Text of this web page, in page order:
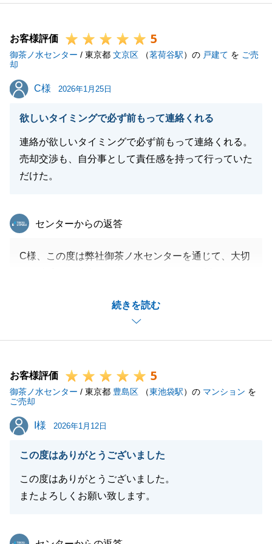
お荷物の撤去等、大変な事も多かったかと存じます
た。
不動産に関するお困り事がございましたら、今後も是
何卒よろしくお願いいたします。
閉じる
お客様評価 5
御茶ノ水センター / 東京都 文京区 （茗荷谷駅）の 戸建て を ご売
却
C様
C様 2026年1月25日
欲しいタイミングで必ず前もって連絡くれる
連絡が欲しいタイミングで必ず前もって連絡くれる。
売却交渉も、自分事として責任感を持って行っていた
だけた。
続きを読む
東急リバブル
センターからの返答
C様、この度は弊社御茶ノ水センターを通じて、大切
無事、ご決済を迎えることができて大変嬉しく思って
ここまで取引を進められたのは、お忙しい中、書類の
ございます。重ねて御礼申し上げます。
今後不動産に関するお悩みやお困りごとがございまし
たら、全力でサポートさせていただきます。
今後とも何卒よろしくお願いいたします。
閉じる
お客様評価 5
御茶ノ水センター / 東京都 豊島区 （東池袋駅）の マンション を
ご売却
I様
I様 2026年1月12日
この度はありがとうございました
この度はありがとうございました。
またよろしくお願い致します。
東急リバブル